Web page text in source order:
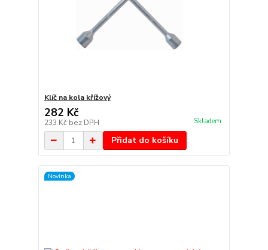
Klíč na kola křížový
282 Kč
233 Kč bez DPH Skladem
Přidat do košíku
Novinka